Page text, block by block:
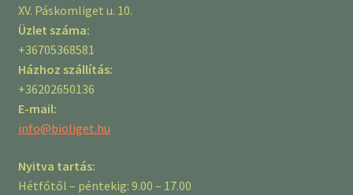
XV. Páskomliget u. 10.
Üzlet száma:
+36705368581
Házhoz szállítás:
+36202650136
E-mail:
info@bioliget.hu
Nyitva tartás:
Hétfőtől – péntekig: 9.00 – 17.00